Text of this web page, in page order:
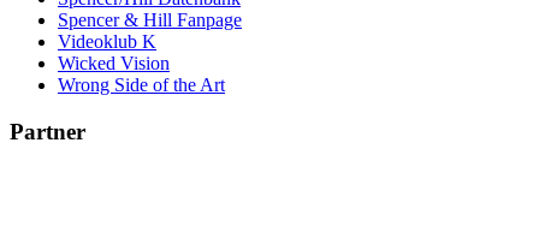
Spencer & Hill Fanpage
Videoklub K
Wicked Vision
Wrong Side of the Art
Partner